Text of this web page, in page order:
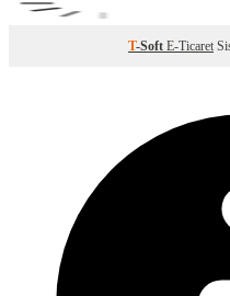
T-Soft E-Ticaret